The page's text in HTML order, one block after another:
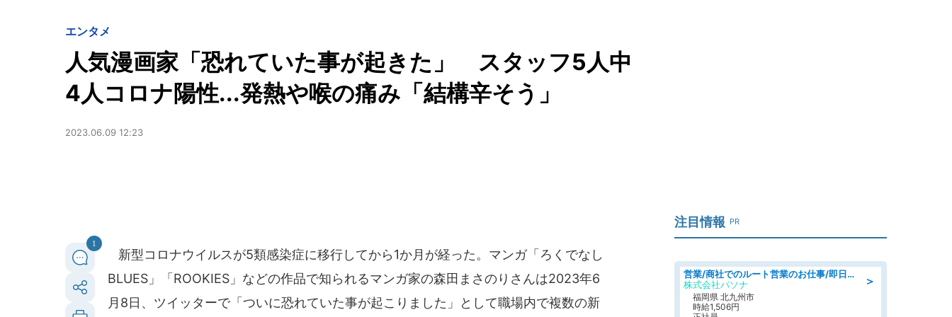
エンタメ
人気漫画家「恐れていた事が起きた」 スタッフ5人中
4人コロナ陽性...発熱や喉の痛み「結構辛そう」
2023.06.09 12:23
1
新型コロナウイルスが5類感染症に移行してから1か月が経った。マンガ「ろくでなし
BLUES」「ROOKIES」などの作品で知られるマンガ家の森田まさのりさんは2023年6
月8日、ツイッターで「ついに恐れていた事が起こりました」として職場内で複数の新
注目情報 PR
＞
営業/商社でのルート営業のお仕事/即日勤務可/車通勤可/営業
株式会社パソナ
福岡県 北九州市
時給1,506円